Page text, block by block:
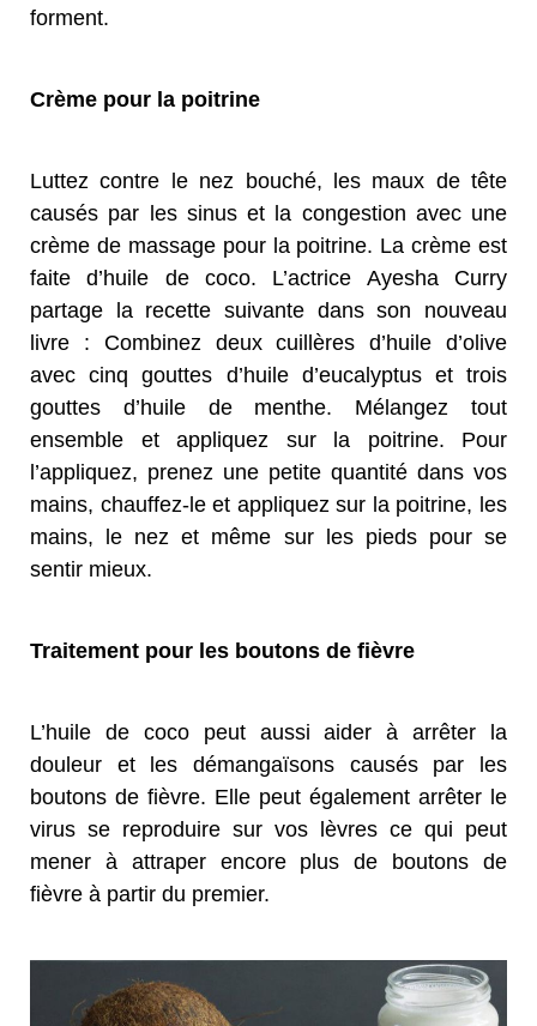
forment.
Crème pour la poitrine
Luttez contre le nez bouché, les maux de tête
causés par les sinus et la congestion avec une
crème de massage pour la poitrine. La crème est
faite d’huile de coco. L’actrice Ayesha Curry
partage la recette suivante dans son nouveau
livre : Combinez deux cuillères d’huile d’olive
avec cinq gouttes d’huile d’eucalyptus et trois
gouttes d’huile de menthe. Mélangez tout
ensemble et appliquez sur la poitrine. Pour
l’appliquez, prenez une petite quantité dans vos
mains, chauffez-le et appliquez sur la poitrine, les
mains, le nez et même sur les pieds pour se
sentir mieux.
Traitement pour les boutons de fièvre
L’huile de coco peut aussi aider à arrêter la
douleur et les démangaïsons causés par les
boutons de fièvre. Elle peut également arrêter le
virus se reproduire sur vos lèvres ce qui peut
mener à attraper encore plus de boutons de
fièvre à partir du premier.